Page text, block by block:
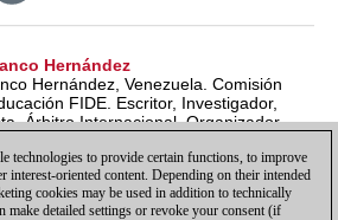
Hernández
Hernández, Venezuela. Comisión
FIDE. Escritor, Investigador,
Árbitro Internacional, Organizador
FIDE.
technologies to provide certain functions, to improve
interest-oriented content. Depending on their intended
cookies may be used in addition to technically
make detailed settings or revoke your consent (if